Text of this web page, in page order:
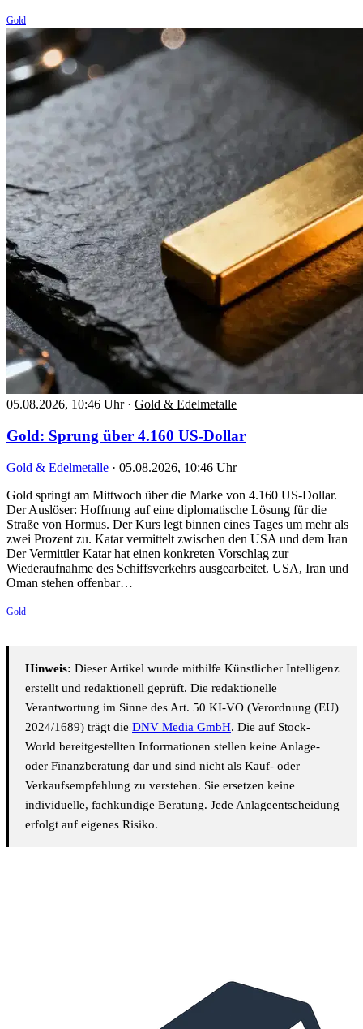
Gold
05.08.2026, 10:46 Uhr · Gold & Edelmetalle
Gold: Sprung über 4.160 US-Dollar
Gold & Edelmetalle · 05.08.2026, 10:46 Uhr
Gold springt am Mittwoch über die Marke von 4.160 US-Dollar.
Der Auslöser: Hoffnung auf eine diplomatische Lösung für die
Straße von Hormus. Der Kurs legt binnen eines Tages um mehr als
zwei Prozent zu. Katar vermittelt zwischen den USA und dem Iran
Der Vermittler Katar hat einen konkreten Vorschlag zur
Wiederaufnahme des Schiffsverkehrs ausgearbeitet. USA, Iran und
Oman stehen offenbar…
Gold
Hinweis: Dieser Artikel wurde mithilfe Künstlicher Intelligenz
erstellt und redaktionell geprüft. Die redaktionelle
Verantwortung im Sinne des Art. 50 KI-VO (Verordnung (EU)
2024/1689) trägt die DNV Media GmbH. Die auf Stock-
World bereitgestellten Informationen stellen keine Anlage-
oder Finanzberatung dar und sind nicht als Kauf- oder
Verkaufsempfehlung zu verstehen. Sie ersetzen keine
individuelle, fachkundige Beratung. Jede Anlageentscheidung
erfolgt auf eigenes Risiko.